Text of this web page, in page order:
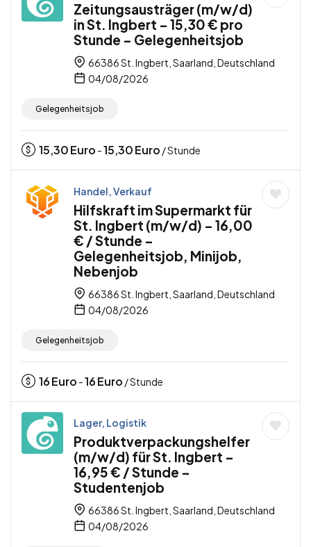
Zeitungsausträger (m/w/d)
in St. Ingbert – 15,30 € pro
Stunde – Gelegenheitsjob
66386 St. Ingbert, Saarland, Deutschland
04/08/2026
Gelegenheitsjob
15,30Euro -15,30Euro / Stunde
Handel, Verkauf
Hilfskraft im Supermarkt für
St. Ingbert (m/w/d) – 16,00
€ / Stunde –
Gelegenheitsjob, Minijob,
Nebenjob
66386 St. Ingbert, Saarland, Deutschland
04/08/2026
Gelegenheitsjob
16Euro -16Euro / Stunde
Lager, Logistik
Produktverpackungshelfer
(m/w/d) für St. Ingbert –
16,95 € / Stunde –
Studentenjob
66386 St. Ingbert, Saarland, Deutschland
04/08/2026